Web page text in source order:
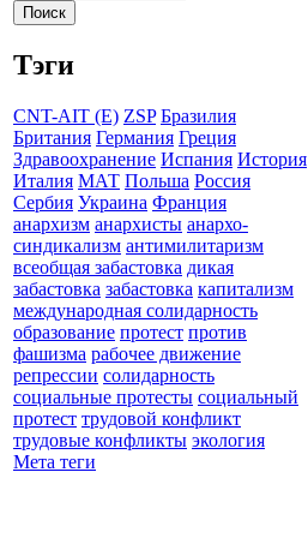
Тэги
CNT-AIT (E) ZSP Бразилия
Британия Германия Греция
Здравоохранение Испания История
Италия МАТ Польша Россия
Сербия Украина Франция
анархизм анархисты анархо-
синдикализм антимилитаризм
всеобщая забастовка дикая
забастовка забастовка капитализм
международная солидарность
образование протест против
фашизма рабочее движение
репрессии солидарность
социальные протесты социальный
протест трудовой конфликт
трудовые конфликты экология
Мета теги